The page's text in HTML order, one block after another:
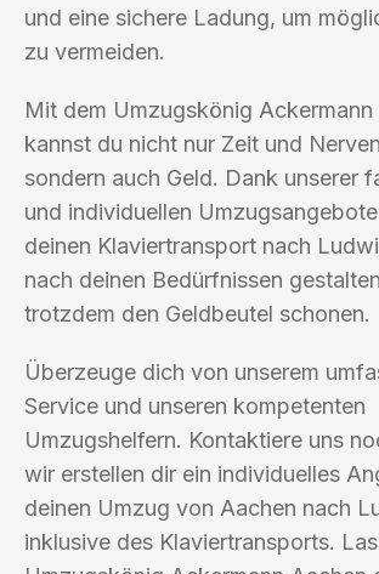
und eine sichere Ladung, um
zu vermeiden.
Mit dem Umzugskönig Ackermann
kannst du nicht nur Zeit und
sondern auch Geld. Dank unserer
und individuellen
deinen Klaviertransport nach
nach deinen Bedürfnissen
trotzdem den Geldbeutel schonen.
Überzeuge dich von unserem
Service und unseren kompetenten
Umzugshelfern. Kontaktiere uns
wir erstellen dir ein individuelles
deinen Umzug von Aachen nach
inklusive des Klaviertransports.